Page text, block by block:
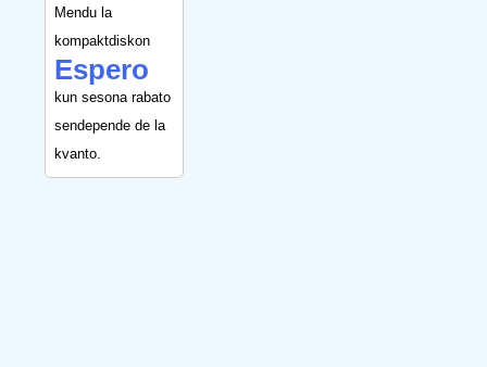
Mendu la
kompaktdiskon
Espero
kun sesona rabato
sendepende de la
kvanto.